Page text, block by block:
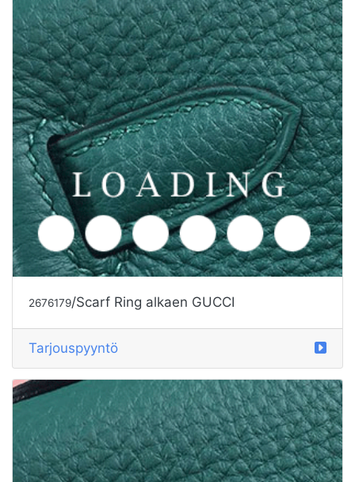
2676179/Scarf Ring alkaen GUCCI
Tarjouspyyntö